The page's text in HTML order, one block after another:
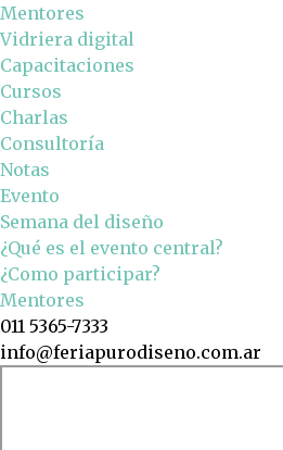
Mentores
Vidriera digital
Capacitaciones
Cursos
Charlas
Consultoría
Notas
Evento
Semana del diseño
¿Qué es el evento central?
¿Como participar?
Mentores
011 5365-7333
info@feriapurodiseno.com.ar